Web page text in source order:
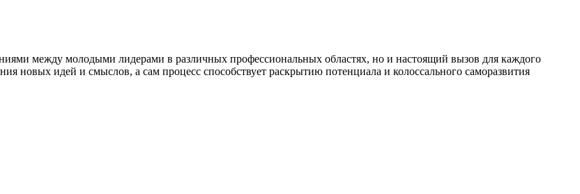
между молодыми лидерами в различных профессиональных областях, но и настоящий вызов для каждого
новых идей и смыслов, а сам процесс способствует раскрытию потенциала и колоссального саморазвития